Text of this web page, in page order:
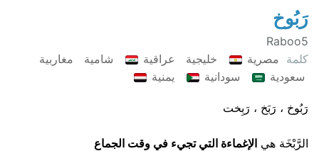
رَبُوخ
Raboo5
كلمة مصرية خليجية عراقية شامية
مغاربية
سعودية
سودانية يمنية
رَبُوخ ، رَبَخ ، رَبِخت
الرَّبْخَة هي الإغماءة التي تجيء في وقت الجماع